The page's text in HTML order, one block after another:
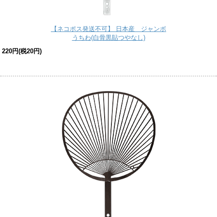
【ネコポス発送不可】 日本産 ジャンボ
うちわ(白骨黒貼つやなし)
220円(税20円)